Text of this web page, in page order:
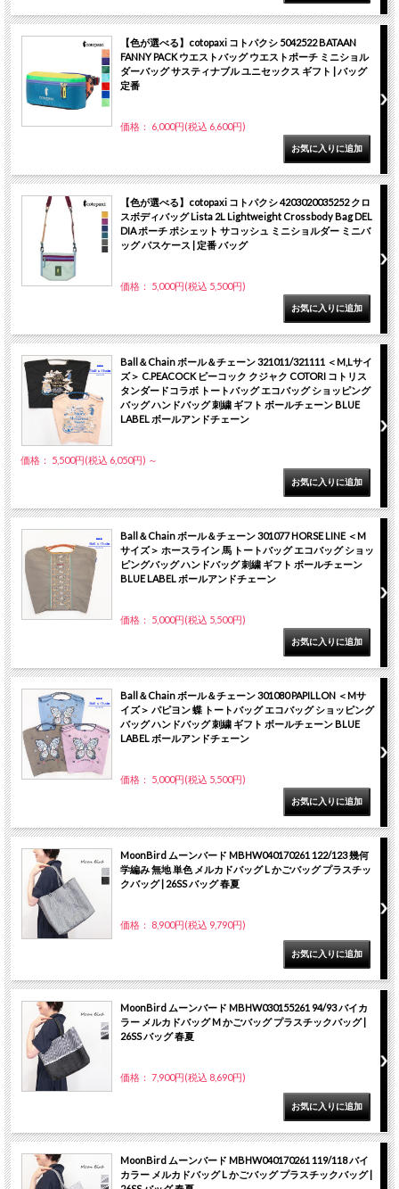
【色が選べる】cotopaxi コトパクシ 5042522 BATAAN
FANNY PACK ウエストバッグ ウエストポーチ ミニショル
ダーバッグ サスティナブル ユニセックス ギフト | バッグ
定番
価格： 6,000円(税込 6,600円)
【色が選べる】cotopaxi コトパクシ 4203020035252 クロ
スボディバッグ Lista 2L Lightweight Crossbody Bag DEL
DIA ポーチ ポシェット サコッシュ ミニショルダー ミニバ
ッグ パスケース | 定番 バッグ
価格： 5,000円(税込 5,500円)
Ball＆Chain ボール＆チェーン 321011/321111 ＜M,Lサイ
ズ＞ C.PEACOCK ピーコック クジャク COTORI コトリス
タンダードコラボ トートバッグ エコバッグ ショッピング
バッグ ハンドバッグ 刺繍 ギフト ボールチェーン BLUE
LABEL ボールアンドチェーン
価格： 5,500円(税込 6,050円) ～
Ball＆Chain ボール＆チェーン 301077 HORSE LINE ＜M
サイズ＞ ホースライン 馬 トートバッグ エコバッグ ショッ
ピングバッグ ハンドバッグ 刺繍 ギフト ボールチェーン
BLUE LABEL ボールアンドチェーン
価格： 5,000円(税込 5,500円)
Ball＆Chain ボール＆チェーン 301080 PAPILLON ＜Mサ
イズ＞ パピヨン 蝶 トートバッグ エコバッグ ショッピング
バッグ ハンドバッグ 刺繍 ギフト ボールチェーン BLUE
LABEL ボールアンドチェーン
価格： 5,000円(税込 5,500円)
MoonBird ムーンバード MBHW040170261 122/123 幾何
学編み 無地 単色 メルカドバッグ L かごバッグ プラスチッ
クバッグ | 26SS バッグ 春夏
価格： 8,900円(税込 9,790円)
MoonBird ムーンバード MBHW030155261 94/93 バイカ
ラー メルカドバッグ M かごバッグ プラスチックバッグ |
26SS バッグ 春夏
価格： 7,900円(税込 8,690円)
MoonBird ムーンバード MBHW040170261 119/118 バイ
カラー メルカドバッグ L かごバッグ プラスチックバッグ |